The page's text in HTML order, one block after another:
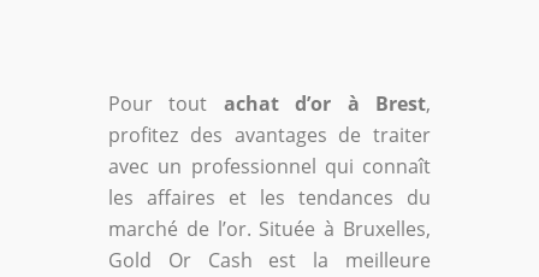
Pour tout achat d’or à Brest,
profitez des avantages de traiter
avec un professionnel qui connaît
les affaires et les tendances du
marché de l’or. Située à Bruxelles,
Gold Or Cash est la meilleure